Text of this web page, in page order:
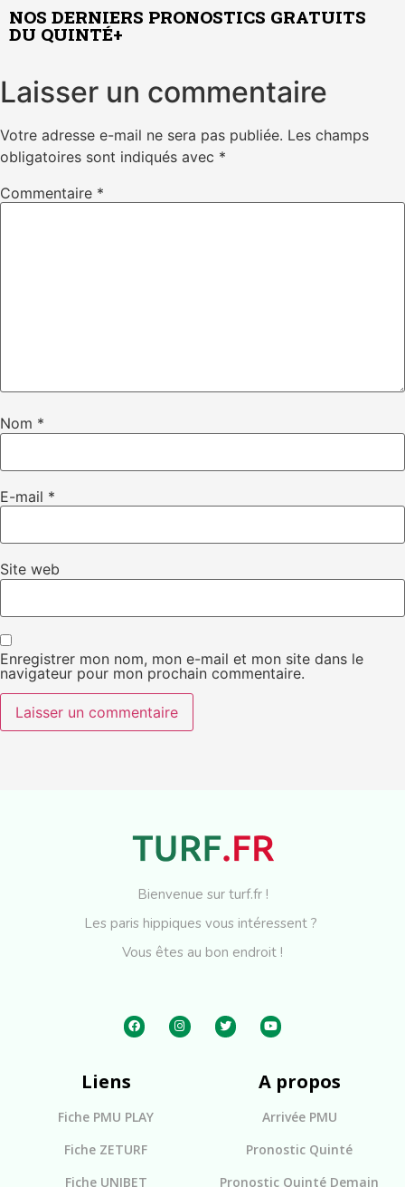
NOS DERNIERS PRONOSTICS GRATUITS
DU QUINTÉ+
Laisser un commentaire
Votre adresse e-mail ne sera pas publiée. Les champs
obligatoires sont indiqués avec *
Commentaire *
Nom *
E-mail *
Site web
Enregistrer mon nom, mon e-mail et mon site dans le
navigateur pour mon prochain commentaire.
Bienvenue sur turf.fr !
Les paris hippiques vous intéressent ?
Vous êtes au bon endroit !
Liens
Fiche PMU PLAY
Fiche ZETURF
Fiche UNIBET
A propos
Arrivée PMU
Pronostic Quinté
Pronostic Quinté Demain